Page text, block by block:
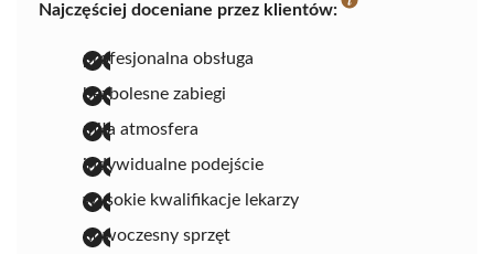
Najczęściej doceniane przez klientów:
profesjonalna obsługa
bezbolesne zabiegi
miła atmosfera
indywidualne podejście
wysokie kwalifikacje lekarzy
nowoczesny sprzęt